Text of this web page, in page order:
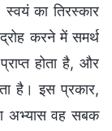
का तिरस्कार
करने में समर्थ
होता है, और
है। इस प्रकार,
अभ्यास वह सबक